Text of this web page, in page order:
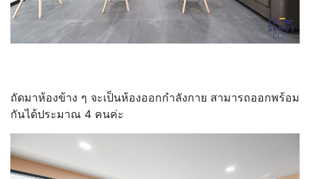
ถัดมาห้องข้าง ๆ จะเป็นห้องออกกำลังกาย สามารถออกพร้อม
กันได้ประมาณ 4 คนค่ะ